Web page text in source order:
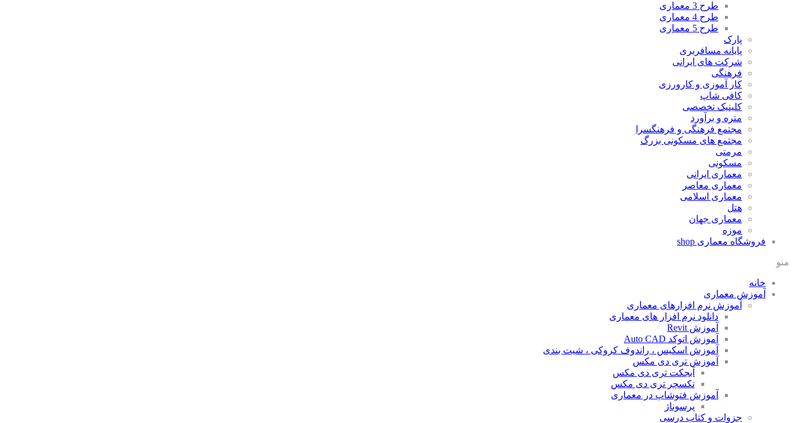
طرح 3 معماری
طرح 4 معماری
طرح 5 معماری
پارک
پایانه مسافربری
شرکت های ایرانی
فرهنگی
کار آموزی و کارورزی
کافی شاپ
کلینیک تخصصی
متره و برآورد
مجتمع فرهنگی و فرهنگسرا
مجتمع های مسکونی بزرگ
مرمتی
مسکونی
معماری ایرانی
معماری معاصر
معماری اسلامی
هتل
معماری جهان
موزه
فروشگاه معماری shop
منو
خانه
آموزش معماری
آموزش نرم افزارهای معماری
دانلود نرم افزار های معماری
آموزش Revit
آموزش اتوکد Auto CAD
آموزش اسکیس ، راندوف کروکی ، شیت بندی
آموزش تری دی مکس
آبجکت تری دی مکس
تکسچر تری دی مکس
آموزش فتوشاپ در معماری
پرسوناژ
جزوات و کتاب درسی